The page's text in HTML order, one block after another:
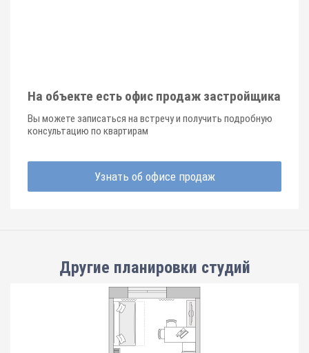
На объекте есть офис продаж застройщика
Вы можете записаться на встречу и получить подробную
консультацию по квартирам
Узнать об офисе продаж
Другие планировки студий